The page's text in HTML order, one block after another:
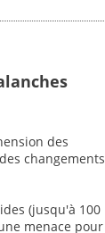
des
changements
(jusqu'à 100
menace pour